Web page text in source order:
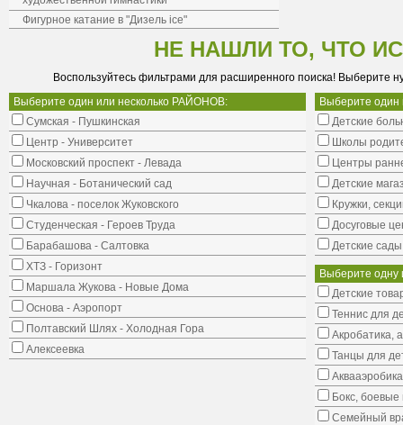
Фигурное катание в "Дизель ice"
НЕ НАШЛИ ТО, ЧТО
Воспользуйтесь фильтрами для расширенного поиска! Выберите
Выберите один или несколько РАЙОНОВ:
Сумская - Пушкинская
Центр - Университет
Московский проспект - Левада
Научная - Ботанический сад
Чкалова - поселок Жуковского
Студенческая - Героев Труда
Барабашова - Салтовка
ХТЗ - Горизонт
Маршала Жукова - Новые Дома
Основа - Аэропорт
Полтавский Шлях - Холодная Гора
Алексеевка
Выберите
Детские
Школы
Центры
Детские
Кружки,
Досуговые
Детские сады
Выберите одну
Детские
Теннис для
Акробатика,
Танцы для
Бокс, боевые
Семейный